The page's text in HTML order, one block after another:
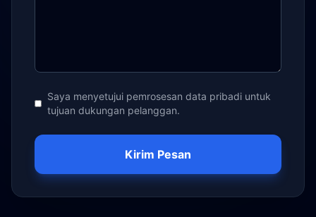
Saya menyetujui pemrosesan data pribadi untuk
tujuan dukungan pelanggan.
Kirim Pesan